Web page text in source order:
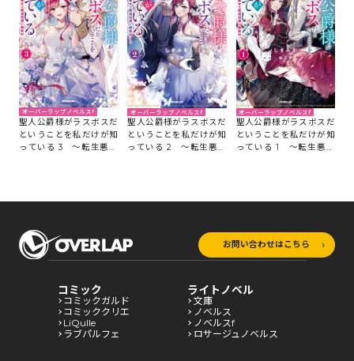
オーバーラップノベルスf
聖人公爵様がラスボスだ
ということを私だけが知
っている 3 ～転生悪女
オーバーラップノベルスf
聖人公爵様がラスボスだ
ということを私だけが知
っている 2 ～転生悪女
オーバーラップノベルスf
聖人公爵様がラスボスだ
ということを私だけが知
っている 1 ～転生悪女
お問い合わせはこちら
コミック
コミックガルド
コミッククリエ
LiQulle
ラブパルフェ
ライトノベル
文庫
ノベルス
ノベルスf
ロサージュノベルス